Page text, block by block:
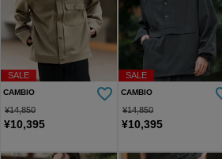
SALE
CAMBIO
¥14,850
¥10,395
SALE
CAMBIO
¥14,850
¥10,395